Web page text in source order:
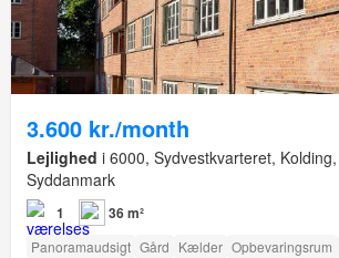
3.600 kr./month
Lejlighed i 6000, Sydvestkvarteret,
Syddanmark
1 36 m²
Panoramaudsigt Gård Kælder Opbevaringsrum